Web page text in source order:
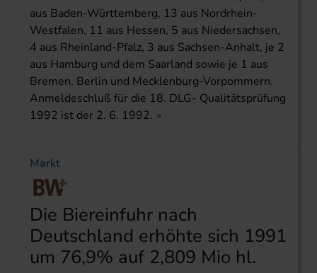
aus Baden-Württemberg, 13 aus Nordrhein-
Westfalen, 11 aus Hessen, 5 aus Niedersachsen,
4 aus Rheinland-Pfalz, 3 aus Sachsen-Anhalt, je 2
aus Hamburg und dem Saarland sowie je 1 aus
Bremen, Berlin und Mecklenburg-Vorpommern.
Anmeldeschluß für die 18. DLG- Qualitätsprüfung
1992 ist der 2. 6. 1992.
Markt
Die Biereinfuhr nach
Deutschland erhöhte sich 1991
um 76,9% auf 2,809 Mio hl.